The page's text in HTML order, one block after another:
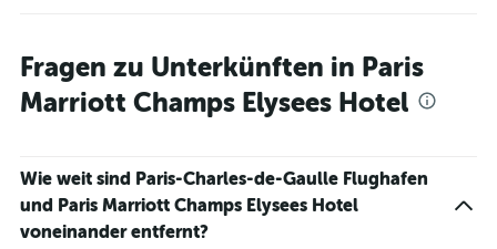
Fragen zu Unterkünften in Paris
Marriott Champs Elysees Hotel
Wie weit sind Paris-Charles-de-Gaulle Flughafen
und Paris Marriott Champs Elysees Hotel
voneinander entfernt?